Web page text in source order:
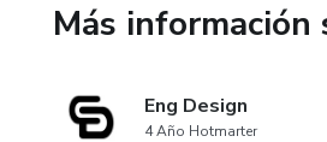
Más
Eng Design
4 Año Hotmarter